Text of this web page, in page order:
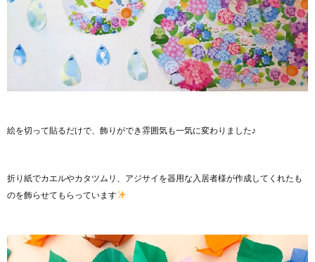
絵を切って貼るだけで、飾りができ雰囲気も一気に変わりました♪
折り紙でカエルやカタツムリ、アジサイを器用な入居者様が作成してくれたも
のを飾らせてもらっています